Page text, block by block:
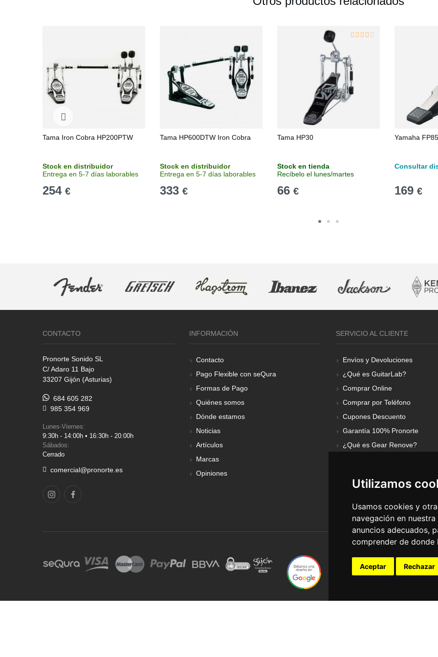
Utilizamos
Usamos cookies y
navegación en
anuncios adecuados,
comprender de donde
Aceptar Rechazar
Tama Iron Cobra HP200PTW
Stock en distribuidor
Entrega en 5-7 días laborables
254 €
Tama HP600DTW Iron Cobra
Stock en distribuidor
Entrega en 5-7 días laborables
333 €
Tama HP30
Stock en tienda
Recíbelo el lunes/martes
66 €
Yamaha
Consultar
169 €
CONTACTO
Pronorte Sonido SL
C/ Adaro 11 Bajo
33207 Gijón (Asturias)
684 605 282
985 354 969
Lunes-Viernes:
9:30h - 14:00h • 16:30h - 20:00h
Sábados:
Cerrado
comercial@pronorte.es
INFORMACIÓN
Contacto
Pago Flexible con seQura
Formas de Pago
Quiénes somos
Dónde estamos
Noticias
Artículos
Marcas
Opiniones
SERVICIO AL CLIENTE
Envíos y Devoluciones
¿Qué es GuitarLab?
Comprar Online
Comprar por Teléfono
Cupones Descuento
Garantía 100% Pronorte
¿Qué es Gear Renove?